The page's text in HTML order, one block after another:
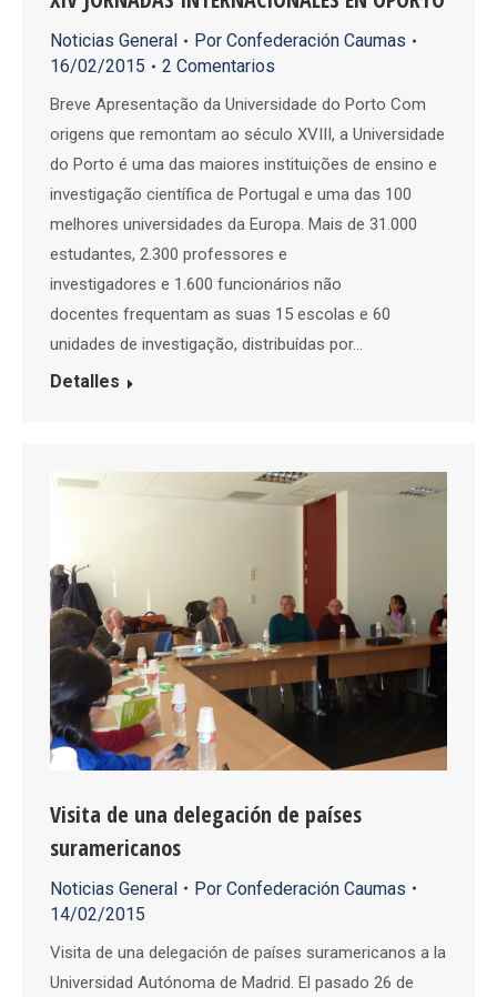
Noticias General Por Confederación Caumas
16/02/2015
2 Comentarios
Breve Apresentação da Universidade do Porto Com
origens que remontam ao século XVIII, a Universidade
do Porto é uma das maiores instituições de ensino e
investigação científica de Portugal e uma das 100
melhores universidades da Europa. Mais de 31.000
estudantes, 2.300 professores e
investigadores e 1.600 funcionários não
docentes frequentam as suas 15 escolas e 60
unidades de investigação, distribuídas por…
Detalles
Visita de una delegación de países
suramericanos
Noticias General Por Confederación Caumas
14/02/2015
Visita de una delegación de países suramericanos a la
Universidad Autónoma de Madrid. El pasado 26 de